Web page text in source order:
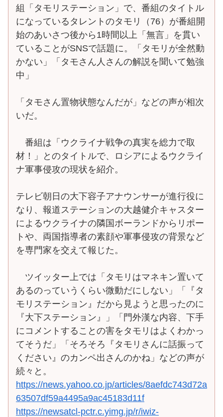
組「タモリステーション」で、番組のタイトル
になっているタレントのタモリ（76）が番組開
始のあいさつ後から1時間以上「無言」を貫い
ていることがSNSで話題に。「タモリが全然動
かない」「タモさん人さんの解説を聞いて勉強
中」
「タモさん置物状態なんだが」などの声が相次
いだ。
番組は「ウクライナ戦争の真実を総力で取
材！」とのタイトルで、ロシアによるウクライ
ナ軍事侵攻の現状を紹介。
テレビ朝日の大下容子アナウンサーが進行役に
なり、報道ステーションの大越健介キャスター
によるウクライナの隣国ボーランドからリポー
トや、両国指導者の素顔や軍事侵攻の背景など
を専門家を交えて報じた。
ツイッター上では「タモリはマネキン置いて
あるのっていうくらい微動だにしない」「『タ
モリステーション』だから見ようと思ったのに
『大下ステーション』」「門外漢な内容、下手
にコメントすることの害をタモリはよくわかっ
てそうだ」「そろそろ『タモリさんに話振って
ください』のカンペ出さんのかね」などの声が
続々と。
https://news.yahoo.co.jp/articles/8aefdc743d72a
63507df59a4495a9ac45183d11f
https://newsatcl-pctr.c.yimg.jp/r/iwiz-